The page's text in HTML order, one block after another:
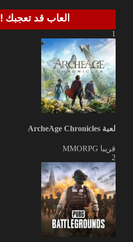
العاب قد تعجبك !
1
لعبة ArcheAge Chronicles
قريبا MMORPG
2